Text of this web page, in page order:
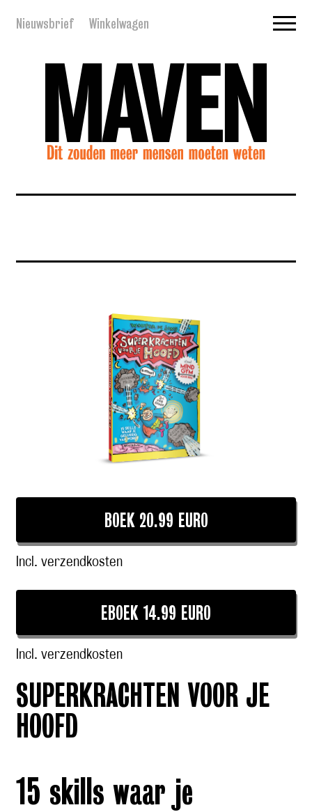
Nieuwsbrief Winkelwagen
BOEK 20.99 EURO
Incl. verzendkosten
EBOEK 14.99 EURO
Incl. verzendkosten
SUPERKRACHTEN VOOR JE
HOOFD
15 skills waar je